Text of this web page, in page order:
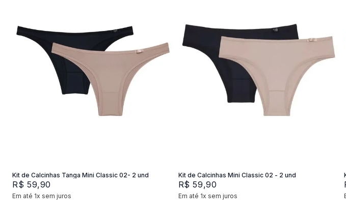
Kit de Calcinhas Tanga Mini Classic 02- 2 und
R$ 59,90
Em até 1x sem juros
Kit de Calcinhas Mini Classic 02 - 2 und
R$ 59,90
Em até 1x sem juros